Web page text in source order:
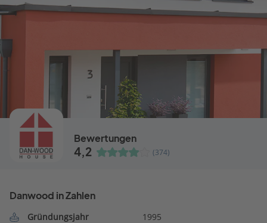
Bewertungen
4,2 (374)
Danwood in Zahlen
Gründungsjahr
1995